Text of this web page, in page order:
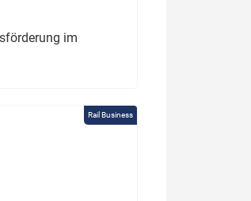
im
Rail Business